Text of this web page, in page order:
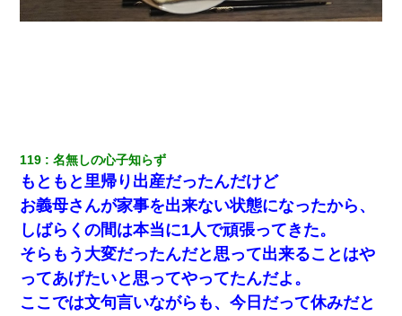
22歳の頃、父に36歳の男性とお見合いをしてくれと頼まれた。父
の親会社の経営者の息子さんだったので、父も喜んで私の写真を
男だけどリベンジポノレノの被害者になって未だに人生が立ち直
せない
昨日37歳のおばさんと行為したんだけどめちゃくちゃだった
【唖然】帰宅したら旦那のスポーツカーが消えていた。警察『目
立つし、すぐ見つかるかもしれません』→ 数時間後・・警察『××
さんご存じですか？』
119 名無しの心子知らず
もともと里帰り出産だったんだけど
お義母さんが家事を出来ない状態になったから、
しばらくの間は本当に1人で頑張ってきた。
そらもう大変だったんだと思って出来ることはや
ってあげたいと思ってやってたんだよ。
ここでは文句言いながらも、今日だって休みだと